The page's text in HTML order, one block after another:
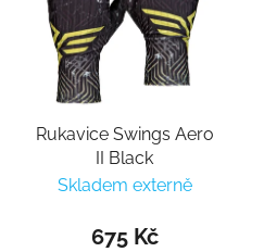
Rukavice Swings Aero
II Black
Skladem externě
675 Kč